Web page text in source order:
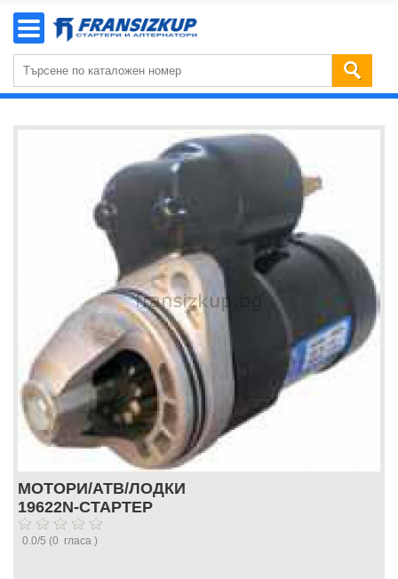
МОТОРИ/АТВ/ЛОДКИ
19622N-СТАРТЕР
0.0/5 (0 гласа )